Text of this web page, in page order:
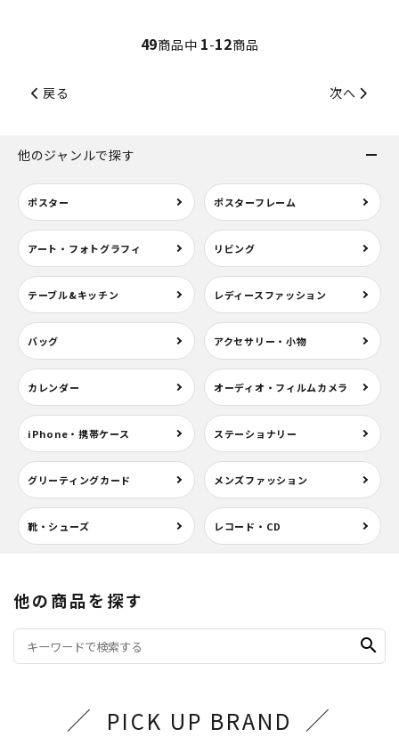
49商品中 1-12商品
戻る 次へ
他のジャンルで探す
ポスター ポスターフレーム
アート・フォトグラフィ リビング
テーブル&キッチン レディースファッション
バッグ アクセサリー・小物
カレンダー オーディオ・フィルムカメラ
iPhone・携帯ケース ステーショナリー
グリーティングカード メンズファッション
靴・シューズ レコード・CD
他の商品を探す
search
PICK UP BRAND